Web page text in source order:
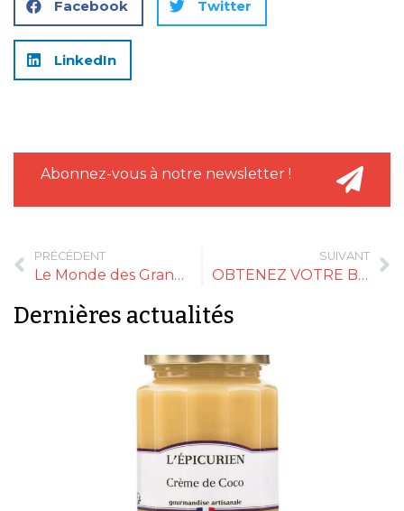
Facebook Twitter
LinkedIn
Abonnez-vous à notre newsletter !
PRÉCÉDENT
Le Monde des Grands Cafés partenaire du Paris Coffee Show 2021
SUIVANT
OBTENEZ VOTRE BADGE GRATUIT SALON GOURMET SELECTION 2021
Dernières actualités